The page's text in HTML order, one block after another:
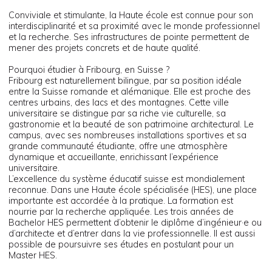
Conviviale et stimulante, la Haute école est connue pour son
interdisciplinarité et sa proximité avec le monde professionnel
et la recherche. Ses infrastructures de pointe permettent de
mener des projets concrets et de haute qualité.
Pourquoi étudier à Fribourg, en Suisse ?
Fribourg est naturellement bilingue, par sa position idéale
entre la Suisse romande et alémanique. Elle est proche des
centres urbains, des lacs et des montagnes. Cette ville
universitaire se distingue par sa riche vie culturelle, sa
gastronomie et la beauté de son patrimoine architectural. Le
campus, avec ses nombreuses installations sportives et sa
grande communauté étudiante, offre une atmosphère
dynamique et accueillante, enrichissant l’expérience
universitaire.
L’excellence du système éducatif suisse est mondialement
reconnue. Dans une Haute école spécialisée (HES), une place
importante est accordée à la pratique. La formation est
nourrie par la recherche appliquée. Les trois années de
Bachelor HES permettent d’obtenir le diplôme d’ingénieur·e ou
d’architecte et d’entrer dans la vie professionnelle. Il est aussi
possible de poursuivre ses études en postulant pour un
Master HES.